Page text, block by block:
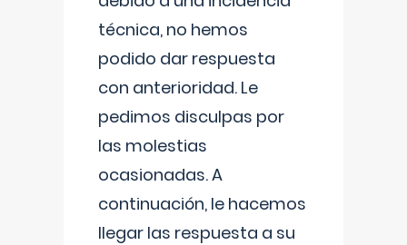
técnica, no hemos
podido dar respuesta
con anterioridad. Le
pedimos disculpas por
las molestias
ocasionadas. A
continuación, le hacemos
llegar las respuesta a su